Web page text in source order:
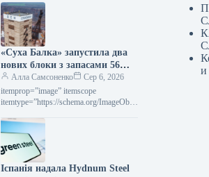
«Суха Балка» запустила два
нових блоки з запасами 56
тис. тонн руди
Алла Самсоненко
Сер 6, 2026
itemprop=”image” itemscope
itemtype=”https://schema.org/ImageObje
Індустрія Суха Балка Роздрукувати
201 06 Серпня 2026 «Суха Балка»
запустила у роботу…
Іспанія надала Hydnum Steel
и